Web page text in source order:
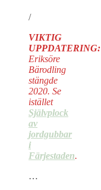
/
VIKTIG
UPPDATERING:
Eriksöre
Bärodling
stängde
2020. Se
istället
Självplock
av
jordgubbar
i
Färjestaden.
…